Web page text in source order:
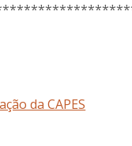
da CAPES